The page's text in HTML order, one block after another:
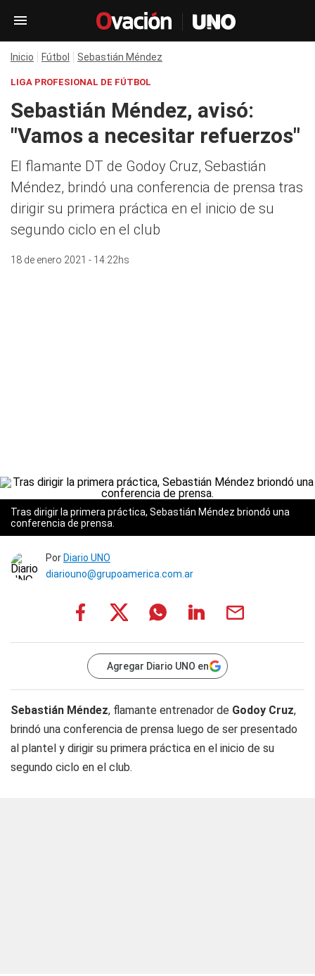
Inicio Fútbol Sebastián Méndez
LIGA PROFESIONAL DE FÚTBOL
Sebastián Méndez, avisó:
"Vamos a necesitar refuerzos"
El flamante DT de Godoy Cruz, Sebastián
Méndez, brindó una conferencia de prensa tras
dirigir su primera práctica en el inicio de su
segundo ciclo en el club
18 de enero 2021 - 14:22hs
Tras dirigir la primera práctica, Sebastián Méndez briondó una
conferencia de prensa.
Por Diario UNO
diariouno@grupoamerica.com.ar
Agregar Diario UNO en
Sebastián Méndez, flamante entrenador de Godoy Cruz,
brindó una conferencia de prensa luego de ser presentado
al plantel y dirigir su primera práctica en el inicio de su
segundo ciclo en el club.